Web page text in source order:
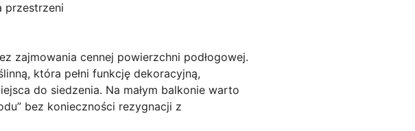
przestrzeni
zajmowania cennej powierzchni podłogowej.
która pełni funkcję dekoracyjną,
do siedzenia. Na małym balkonie warto
bez konieczności rezygnacji z